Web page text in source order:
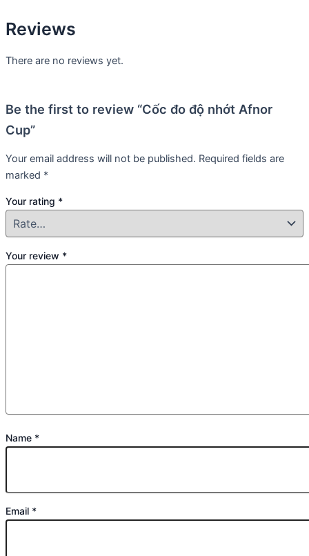
Reviews
There are no reviews yet.
Be the first to review “Cốc đo độ nhớt Afnor
Cup”
Your email address will not be published. Required fields are
marked *
Your rating *
Your review *
Name *
Email *